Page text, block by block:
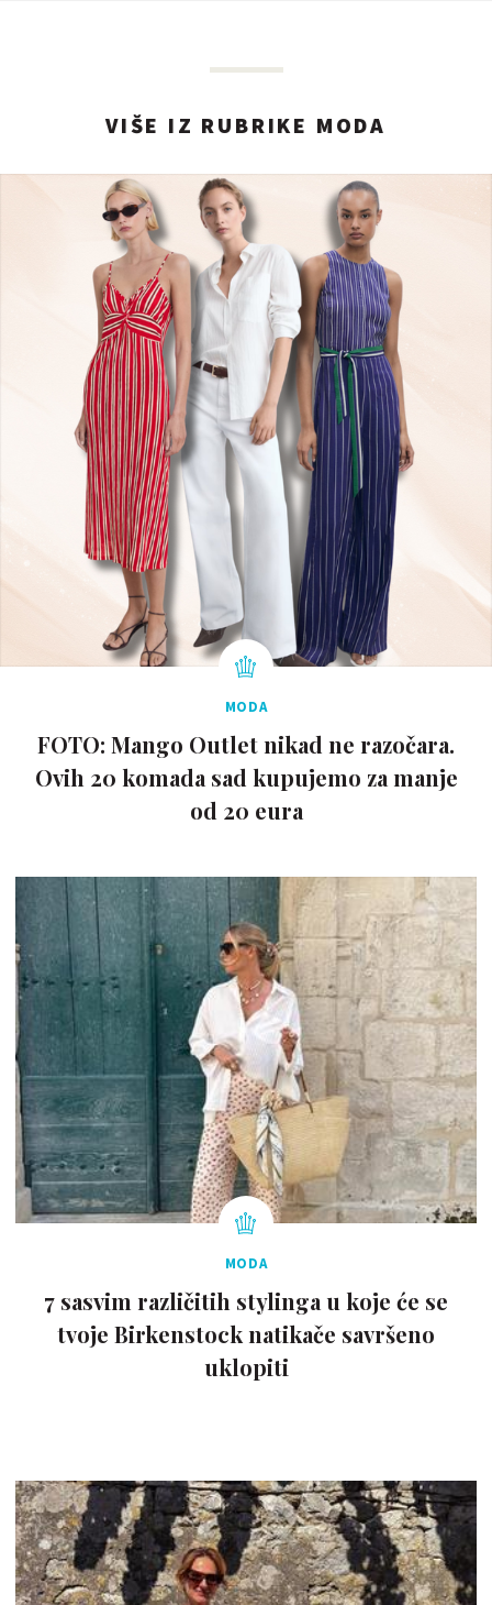
VIŠE IZ RUBRIKE MODA
MODA
FOTO: Mango Outlet nikad ne razočara.
Ovih 20 komada sad kupujemo za manje
od 20 eura
MODA
7 sasvim različitih stylinga u koje će se
tvoje Birkenstock natikače savršeno
uklopiti